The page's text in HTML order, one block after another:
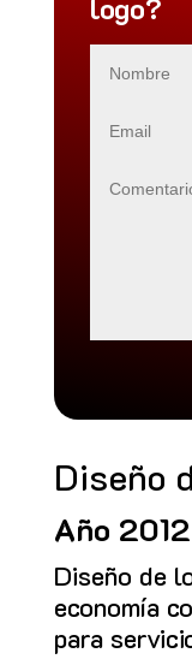
logo?
Diseño
Año 2012
Diseño de
economía
para